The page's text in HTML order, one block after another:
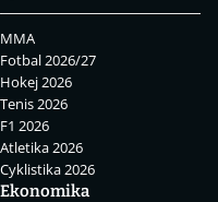
MMA
Fotbal 2026/27
Hokej 2026
Tenis 2026
F1 2026
Atletika 2026
Cyklistika 2026
Ekonomika